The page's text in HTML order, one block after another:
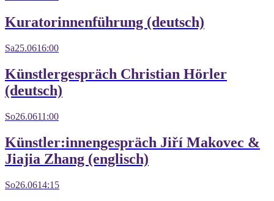
Kuratorinnenführung (deutsch)
Sa25.0616:00
Künstlergespräch Christian Hörler
(deutsch)
So26.0611:00
Künstler:innengespräch Jiří Makovec &
Jiajia Zhang (englisch)
So26.0614:15